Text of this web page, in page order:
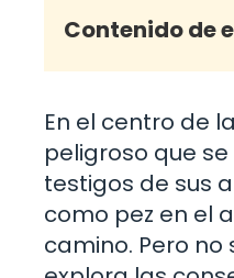
Contenido de
En el centro de
peligroso que
testigos de sus
como pez en el
camino. Pero